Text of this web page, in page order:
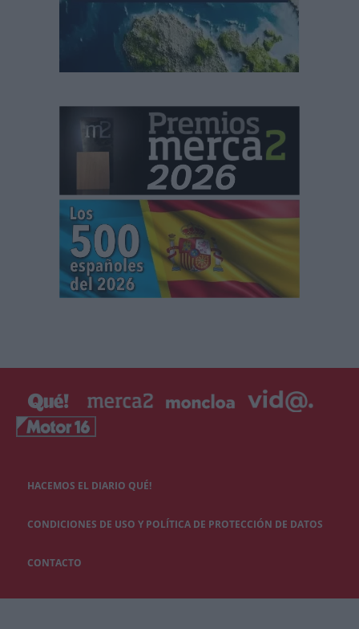
HACEMOS EL DIARIO QUÉ!
CONDICIONES DE USO Y POLÍTICA DE PROTECCIÓN DE DATOS
CONTACTO